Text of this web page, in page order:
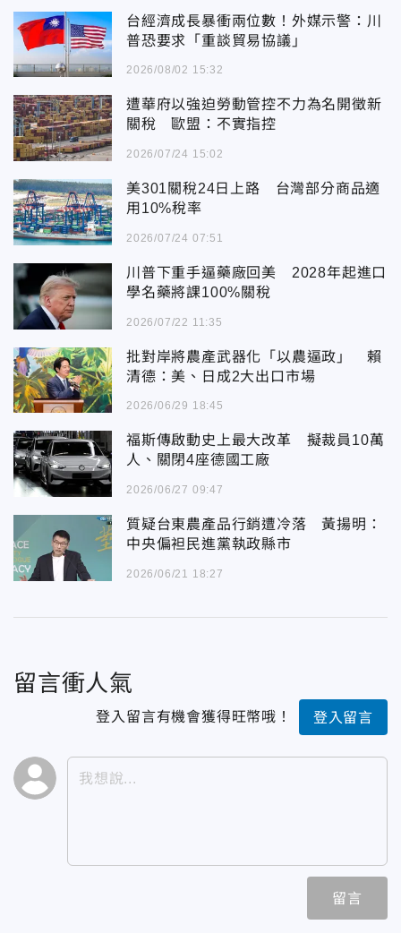
台經濟成長暴衝兩位數！外媒示警：川
普恐要求「重談貿易協議」
2026/08/02 15:32
遭華府以強迫勞動管控不力為名開徵新
關稅 歐盟：不實指控
2026/07/24 15:02
美301關稅24日上路 台灣部分商品適
用10%稅率
2026/07/24 07:51
川普下重手逼藥廠回美 2028年起進口
學名藥將課100%關稅
2026/07/22 11:35
批對岸將農產武器化「以農逼政」 賴
清德：美、日成2大出口市場
2026/06/29 18:45
福斯傳啟動史上最大改革 擬裁員10萬
人、關閉4座德國工廠
2026/06/27 09:47
質疑台東農產品行銷遭冷落 黃揚明：
中央偏袒民進黨執政縣市
2026/06/21 18:27
留言衝人氣
登入留言有機會獲得旺幣哦！ 登入留言
留言